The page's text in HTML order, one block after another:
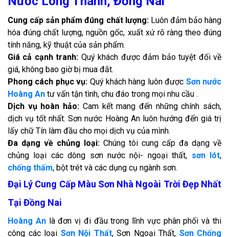
Cung cấp sản phẩm đúng chất lượng:Luôn đảm bảo hàng
hóa đúng chất lượng, nguồn gốc, xuất xứ rõ ràng theo đúng
tính năng, kỹ thuật của sản phẩm.
Giá cả cạnh tranh: Quý khách được đảm bảo tuyệt đối về
giá, không bao giờ bị mua đắt.
Phong cách phục vụ: Quý khách hàng luôn được Sơn nước
Hoàng An tư vấn tận tình, chu đáo trong mọi nhu cầu .
Dịch vụ hoàn hảo: Cam kết mang đến những chính sách,
dịch vụ tốt nhất. Sơn nước Hoàng An luôn hướng đến giá trị
lấy chữ Tín làm đầu cho mọi dịch vụ của mình.
Đa dạng về chủng loại: Chúng tôi cung cấp đa dạng về
chủng loại các dòng sơn nước nội- ngoại thất, sơn lót,
chống thấm, bột trét và các dụng cụ ngành sơn.
Đại Lý Cung Cấp Màu Sơn Nhà Ngoài Trời Đẹp Nhất
Tại Đồng Nai
Hoàng Anlà đơn vị đi đầu trong lĩnh vực phân phối và thi
công các loại Sơn Nội Thất, Sơn Ngoại Thất, Sơn Chống